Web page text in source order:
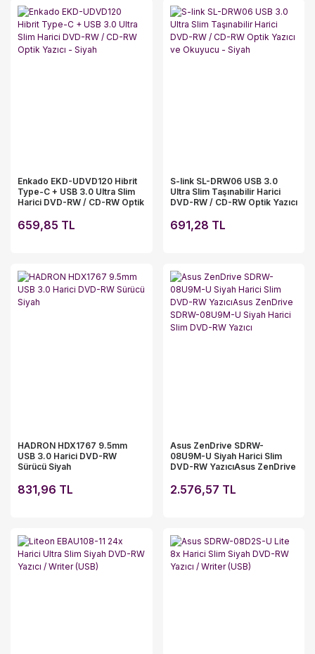
Enkado EKD-UDVD120 Hibrit
Type-C + USB 3.0 Ultra Slim
Harici DVD-RW / CD-RW Optik
659,85 TL
S-link SL-DRW06 USB 3.0
Ultra Slim Taşınabilir Harici
DVD-RW / CD-RW Optik Yazıcı
691,28 TL
HADRON HDX1767 9.5mm
USB 3.0 Harici DVD-RW
Sürücü Siyah
831,96 TL
Asus ZenDrive SDRW-
08U9M-U Siyah Harici Slim
DVD-RW YazıcıAsus ZenDrive
Slim DVD-RW Yazıcı
2.576,57 TL